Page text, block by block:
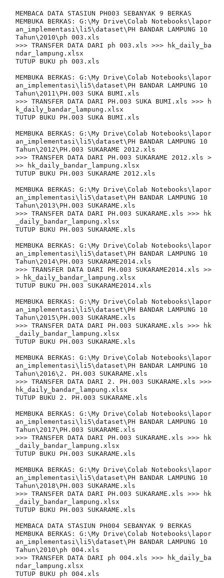
MEMBACA DATA STASIUN PH003 SEBANYAK 9 BERKAS
MEMBUKA BERKAS: G:\My Drive\Colab Notebooks\lapor
an_implementasi\li5\dataset\PH BANDAR LAMPUNG 10
Tahun\2010\ph 003.xls
>>> TRANSFER DATA DARI ph 003.xls >>> hk_daily_ba
ndar_lampung.xlsx
TUTUP BUKU ph 003.xls
MEMBUKA BERKAS: G:\My Drive\Colab Notebooks\lapor
an_implementasi\li5\dataset\PH BANDAR LAMPUNG 10
Tahun\2011\PH.003 SUKA BUMI.xls
>>> TRANSFER DATA DARI PH.003 SUKA BUMI.xls >>> h
k_daily_bandar_lampung.xlsx
TUTUP BUKU PH.003 SUKA BUMI.xls
MEMBUKA BERKAS: G:\My Drive\Colab Notebooks\lapor
an_implementasi\li5\dataset\PH BANDAR LAMPUNG 10
Tahun\2012\PH.003 SUKARAME 2012.xls
>>> TRANSFER DATA DARI PH.003 SUKARAME 2012.xls >
>> hk_daily_bandar_lampung.xlsx
TUTUP BUKU PH.003 SUKARAME 2012.xls
MEMBUKA BERKAS: G:\My Drive\Colab Notebooks\lapor
an_implementasi\li5\dataset\PH BANDAR LAMPUNG 10
Tahun\2013\PH.003 SUKARAME.xls
>>> TRANSFER DATA DARI PH.003 SUKARAME.xls >>> hk
_daily_bandar_lampung.xlsx
TUTUP BUKU PH.003 SUKARAME.xls
MEMBUKA BERKAS: G:\My Drive\Colab Notebooks\lapor
an_implementasi\li5\dataset\PH BANDAR LAMPUNG 10
Tahun\2014\PH.003 SUKARAME2014.xls
>>> TRANSFER DATA DARI PH.003 SUKARAME2014.xls >>
> hk_daily_bandar_lampung.xlsx
TUTUP BUKU PH.003 SUKARAME2014.xls
MEMBUKA BERKAS: G:\My Drive\Colab Notebooks\lapor
an_implementasi\li5\dataset\PH BANDAR LAMPUNG 10
Tahun\2015\PH.003 SUKARAME.xls
>>> TRANSFER DATA DARI PH.003 SUKARAME.xls >>> hk
_daily_bandar_lampung.xlsx
TUTUP BUKU PH.003 SUKARAME.xls
MEMBUKA BERKAS: G:\My Drive\Colab Notebooks\lapor
an_implementasi\li5\dataset\PH BANDAR LAMPUNG 10
Tahun\2016\2. PH.003 SUKARAME.xls
>>> TRANSFER DATA DARI 2. PH.003 SUKARAME.xls >>>
hk_daily_bandar_lampung.xlsx
TUTUP BUKU 2. PH.003 SUKARAME.xls
MEMBUKA BERKAS: G:\My Drive\Colab Notebooks\lapor
an_implementasi\li5\dataset\PH BANDAR LAMPUNG 10
Tahun\2017\PH.003 SUKARAME.xls
>>> TRANSFER DATA DARI PH.003 SUKARAME.xls >>> hk
_daily_bandar_lampung.xlsx
TUTUP BUKU PH.003 SUKARAME.xls
MEMBUKA BERKAS: G:\My Drive\Colab Notebooks\lapor
an_implementasi\li5\dataset\PH BANDAR LAMPUNG 10
Tahun\2018\PH.003 SUKARAME.xls
>>> TRANSFER DATA DARI PH.003 SUKARAME.xls >>> hk
_daily_bandar_lampung.xlsx
TUTUP BUKU PH.003 SUKARAME.xls
MEMBACA DATA STASIUN PH004 SEBANYAK 9 BERKAS
MEMBUKA BERKAS: G:\My Drive\Colab Notebooks\lapor
an_implementasi\li5\dataset\PH BANDAR LAMPUNG 10
Tahun\2010\ph 004.xls
>>> TRANSFER DATA DARI ph 004.xls >>> hk_daily_ba
ndar_lampung.xlsx
TUTUP BUKU ph 004.xls